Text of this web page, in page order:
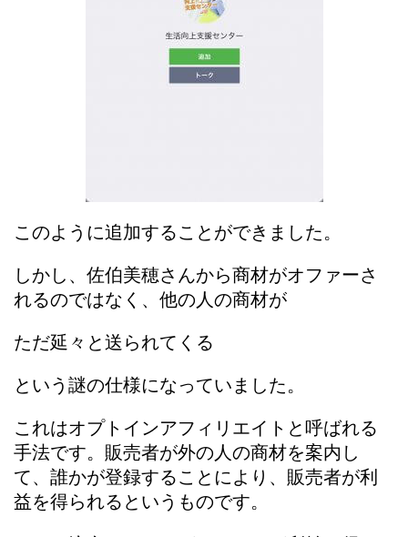
このように追加することができました。
しかし、佐伯美穂さんから商材がオファーさ
れるのではなく、他の人の商材が
ただ延々と送られてくる
という謎の仕様になっていました。
これはオプトインアフィリエイトと呼ばれる
手法です。販売者が外の人の商材を案内し
て、誰かが登録することにより、販売者が利
益を得られるというものです。